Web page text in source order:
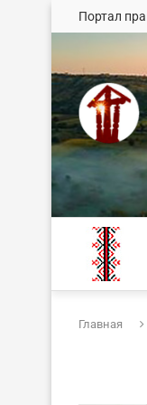
Портал
Главная